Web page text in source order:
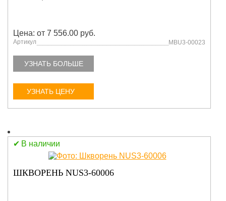
Цена: от 7 556.00 руб.
Артикул MBU3-00023
УЗНАТЬ БОЛЬШЕ
УЗНАТЬ ЦЕНУ
В наличии
ШКВОРЕНЬ NUS3-60006